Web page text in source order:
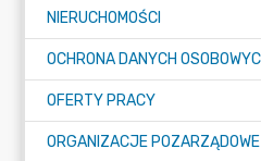
NIERUCHOMOŚCI
OFERTY PRACY
ORGANIZACJE POZARZĄDOWE